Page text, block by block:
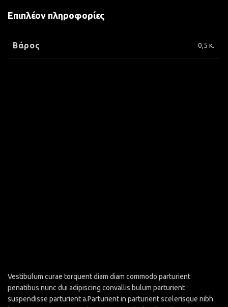
Επιπλέον πληροφορίες
Βάρος 0,5 κ.
Vestibulum curae torquent diam diam commodo parturient
penatibus nunc dui adipiscing convallis bulum parturient
suspendisse parturient a.Parturient in parturient scelerisque nibh